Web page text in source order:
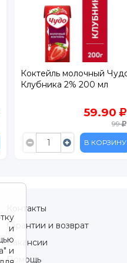
Коктейль молочный
ФрутоKids Клубника
57.90
75.90
В КОРЗИНУ
и
и
Контакты
Гарантии и возврат
Вакансии
Помощь